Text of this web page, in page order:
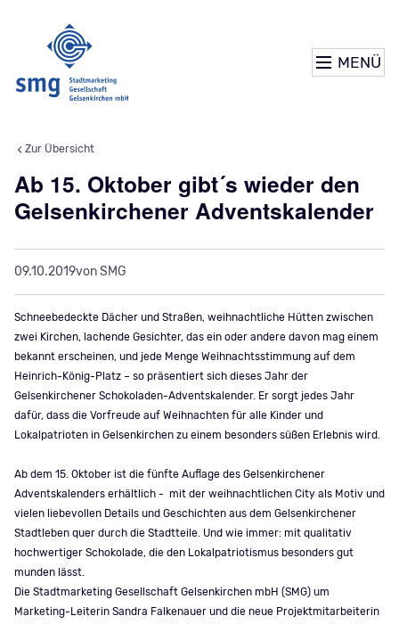
MENÜ
Ab 15. Oktober gibt´s wieder den
Gelsenkirchener Adventskalender
09.10.2019von SMG
Schneebedeckte Dächer und Straßen, weihnachtliche Hütten zwischen
zwei Kirchen, lachende Gesichter, das ein oder andere davon mag einem
bekannt erscheinen, und jede Menge Weihnachtsstimmung auf dem
Heinrich-König-Platz – so präsentiert sich dieses Jahr der
Gelsenkirchener Schokoladen-Adventskalender. Er sorgt jedes Jahr
dafür, dass die Vorfreude auf Weihnachten für alle Kinder und
Lokalpatrioten in Gelsenkirchen zu einem besonders süßen Erlebnis wird.
Ab dem 15. Oktober ist die fünfte Auflage des Gelsenkirchener
Adventskalenders erhältlich - mit der weihnachtlichen City als Motiv und
vielen liebevollen Details und Geschichten aus dem Gelsenkirchener
Stadtleben quer durch die Stadtteile. Und wie immer: mit qualitativ
hochwertiger Schokolade, die den Lokalpatriotismus besonders gut
munden lässt.
Die Stadtmarketing Gesellschaft Gelsenkirchen mbH (SMG) um
Marketing-Leiterin Sandra Falkenauer und die neue Projektmitarbeiterin
Zur Übersicht